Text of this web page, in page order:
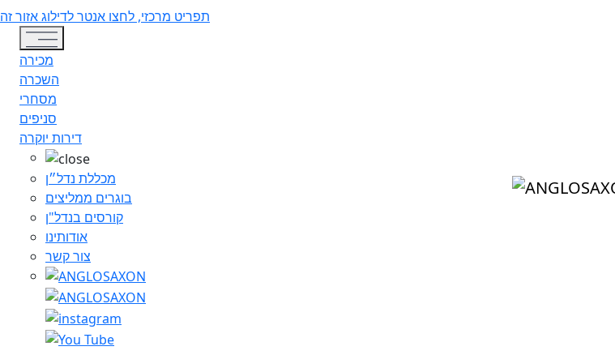
תפריט מרכזי, לחצו אנטר לדילוג אזור זה
Toggle navigation
מכירה
השכרה
מסחרי
סניפים
דירות יוקרה
מכללת נדל״ן
בוגרים ממליצים
קורסים בנדל"ן
אודותינו
צור קשר